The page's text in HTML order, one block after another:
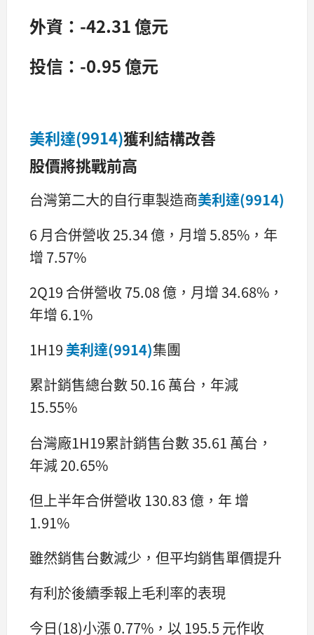
外資：-42.31 億元
投信：-0.95 億元
美利達(9914)獲利結構改善
股價將挑戰前高
台灣第二大的自行車製造商美利達(9914)
6 月合併營收 25.34 億，月增 5.85%，年
增 7.57%
2Q19 合併營收 75.08 億，月增 34.68%，
年增 6.1%
1H19美利達(9914)集團
累計銷售總台數 50.16 萬台，年減
15.55%
台灣廠1H19累計銷售台數 35.61 萬台，
年減 20.65%
但上半年合併營收 130.83 億，年 增
1.91%
雖然銷售台數減少，但平均銷售單價提升
有利於後續季報上毛利率的表現
今日(18)小漲 0.77%，以 195.5 元作收